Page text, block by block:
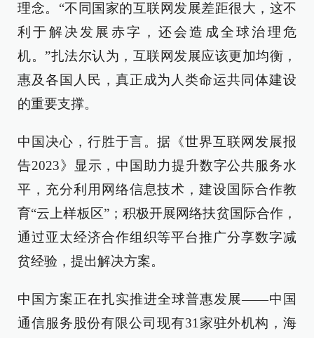
理念。“不同国家的互联网发展差距很大，这不
利于解决发展赤字，还会造成全球治理危
机。”扎法尔认为，互联网发展应该更加均衡，
惠及各国人民，真正成为人类命运共同体建设
的重要支撑。
中国决心，行胜于言。据《世界互联网发展报
告2023》显示，中国助力提升数字公共服务水
平，充分利用网络信息技术，建设国际合作教
育“云上样板区”；积极开展网络扶贫国际合作，
通过亚太经济合作组织等平台推广分享数字减
贫经验，提出解决方案。
中国方案正在扎实推进全球普惠发展——中国
通信服务股份有限公司现有31家驻外机构，海